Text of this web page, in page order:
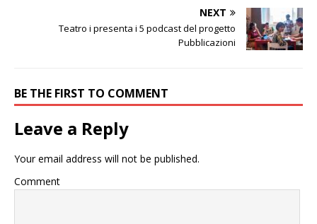
NEXT
Teatro i presenta i 5 podcast del progetto
Pubblicazioni
BE THE FIRST TO COMMENT
Leave a Reply
Your email address will not be published.
Comment